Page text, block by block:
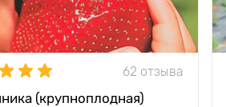
62 отзыва
(крупноплодная)